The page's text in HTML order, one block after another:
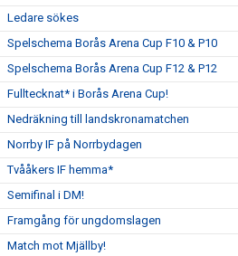
Ledare sökes
Spelschema Borås Arena Cup F10 & P10
Spelschema Borås Arena Cup F12 & P12
Fulltecknat* i Borås Arena Cup!
Nedräkning till landskronamatchen
Norrby IF på Norrbydagen
Tvååkers IF hemma*
Semifinal i DM!
Framgång för ungdomslagen
Match mot Mjällby!